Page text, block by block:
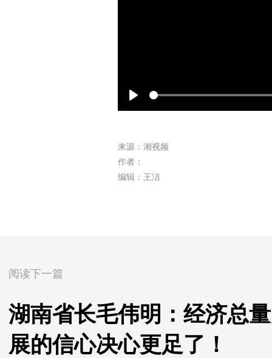
Play
来源：湘视频
作者：
编辑：王洁
阅读下一篇
湖南省长毛伟明：经济总
展的信心决心更足了！